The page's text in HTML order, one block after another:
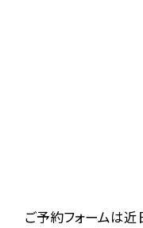
ご予約フォームは近